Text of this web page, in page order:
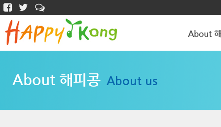
About
About 해피콩 About us